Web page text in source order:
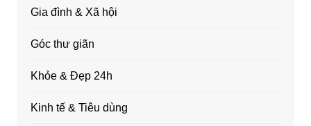
Gia đình & Xã hội
Góc thư giãn
Khỏe & Đẹp 24h
Kinh tế & Tiêu dùng